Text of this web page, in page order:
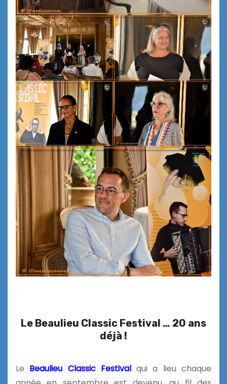
Le Beaulieu Classic Festival … 20 ans
déjà !
Le Beaulieu Classic Festivalqui a lieu chaque